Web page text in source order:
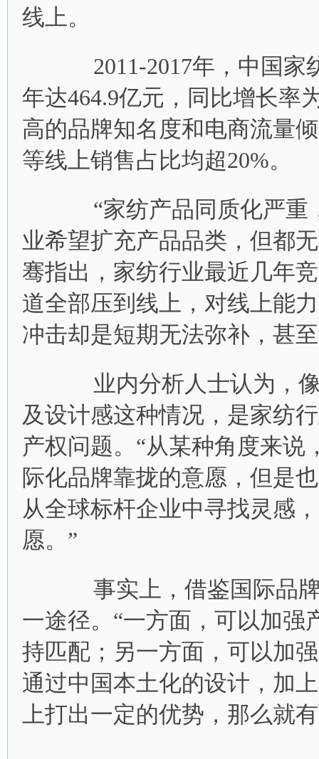
线上。
2011-2017年，中国家
年达464.9亿元，同比增长率
高的品牌知名度和电商流量
等线上销售占比均超20%。
“家纺产品同质化严重
业希望扩充产品品类，但都
骞指出，家纺行业最近几年
道全部压到线上，对线上能
冲击却是短期无法弥补，甚
业内分析人士认为，像
及设计感这种情况，是家纺
产权问题。“从某种角度来
际化品牌靠拢的意愿，但是
从全球标杆企业中寻找灵感
愿。”
事实上，借鉴国际品牌
一途径。“一方面，可以加强
持匹配；另一方面，可以加
通过中国本土化的设计，加
上打出一定的优势，那么就